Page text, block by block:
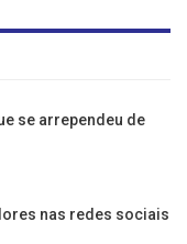
se arrependeu de
nas redes sociais